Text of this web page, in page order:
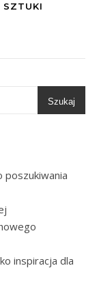
SZTUKI
Szukaj
poszukiwania
inspiracja dla